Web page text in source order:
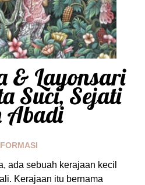
& Layonsari
Suci, Sejati
Abadi
ada sebuah kerajaan kecil
Kerajaan itu bernama